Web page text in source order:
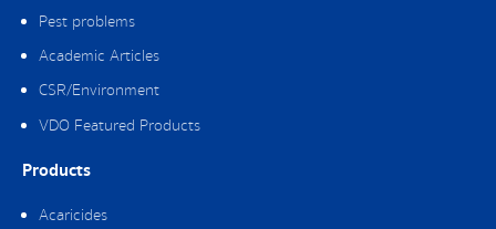
Pest problems
Academic Articles
CSR/Environment
VDO Featured Products
Products
Acaricides